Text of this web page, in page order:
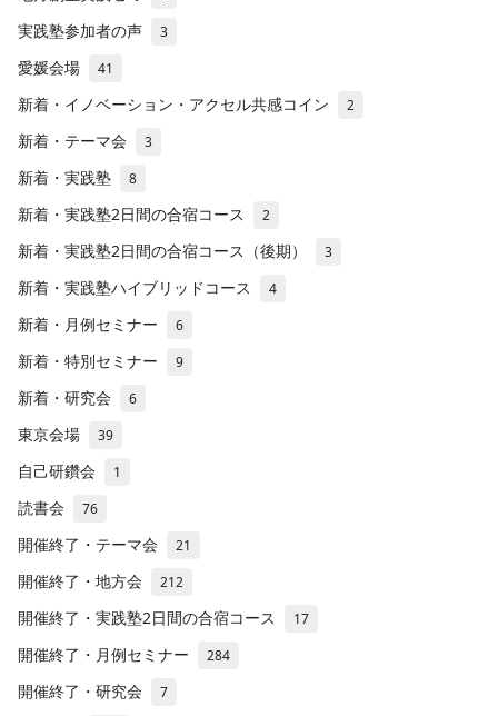
実践塾参加者の声 3
愛媛会場 41
新着・イノベーション・アクセル共感コイン 2
新着・テーマ会 3
新着・実践塾 8
新着・実践塾2日間の合宿コース 2
新着・実践塾2日間の合宿コース（後期） 3
新着・実践塾ハイブリッドコース 4
新着・月例セミナー 6
新着・特別セミナー 9
新着・研究会 6
東京会場 39
自己研鑽会 1
読書会 76
開催終了・テーマ会 21
開催終了・地方会 212
開催終了・実践塾2日間の合宿コース 17
開催終了・月例セミナー 284
開催終了・研究会 7